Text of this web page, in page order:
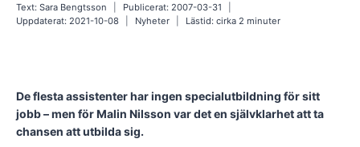
Text: Sara Bengtsson Publicerat: 2007-03-31
Uppdaterat: 2021-10-08 Nyheter Lästid: cirka2minuter
De flesta assistenter har ingen specialutbildning för sitt
jobb – men för Malin Nilsson var det en självklarhet att ta
chansen att utbilda sig.